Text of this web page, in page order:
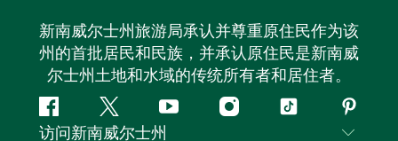
新南威尔士州旅游局承认并尊重原住民作为该
州的首批居民和民族，并承认原住民是新南威
尔士州土地和水域的传统所有者和居住者。
Facebook叽
YouTubeInstagram
抖
访问新南威尔士州